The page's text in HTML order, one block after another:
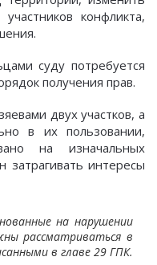
конфликта,
суду потребуется
получения прав.
двух участков, а
в их пользовании,
на изначальных
затрагивать интересы
на нарушении
рассматриваться в
в главе 29 ГПК.